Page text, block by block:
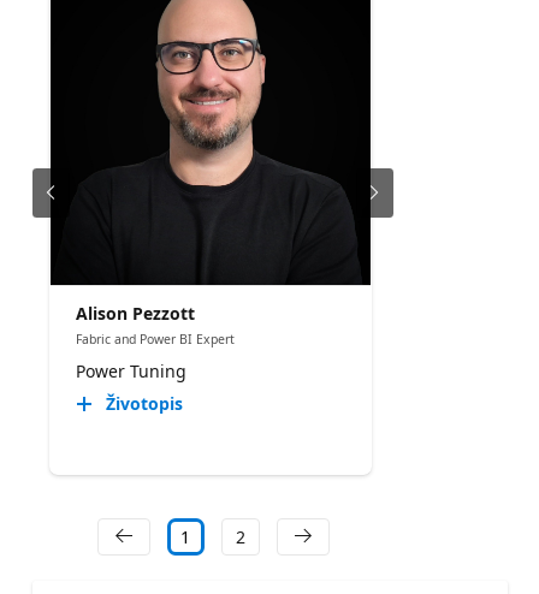
Alison Pezzott
Fabric and Power BI Expert
Power Tuning
Životopis
1 2